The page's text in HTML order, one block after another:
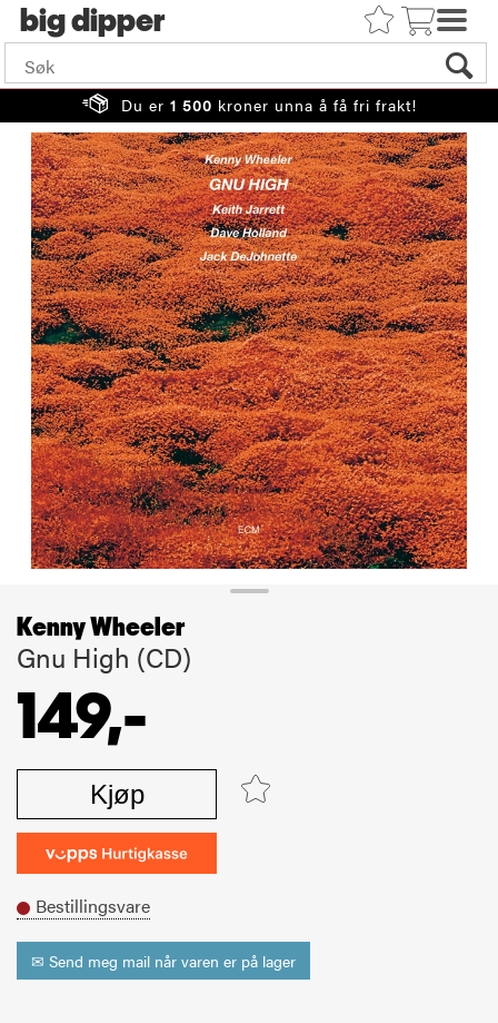
big
Du er 1 500 kroner unna å få fri frakt!
Kenny Wheeler
Gnu High (CD)
149,-
Kjøp
Bestillingsvare
✉ Send meg mail når varen er på lager